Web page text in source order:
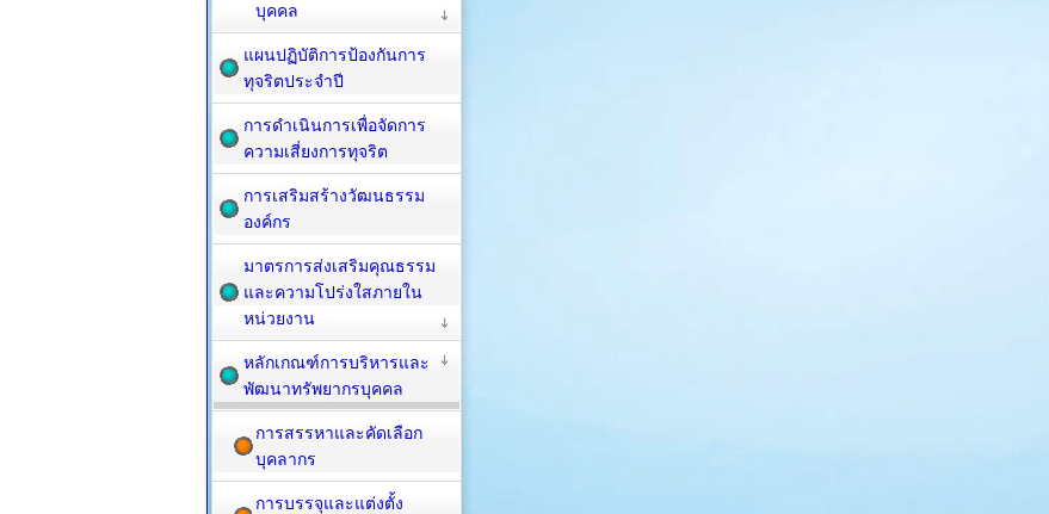
บุคคล
แผนปฏิบัติการป้องกันการ
ทุจริตประจำปี
การดำเนินการเพื่อจัดการ
ความเสี่ยงการทุจริต
การเสริมสร้างวัฒนธรรม
องค์กร
มาตรการส่งเสริมคุณธรรม
และความโปร่งใสภายใน
หน่วยงาน
หลักเกณฑ์การบริหารและ
พัฒนาทรัพยากรบุคคล
การสรรหาและคัดเลือก
บุคลากร
การบรรจุและแต่งตั้ง